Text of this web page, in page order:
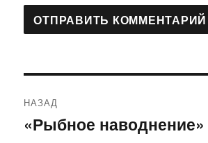
по
НАЗАД
Предыдущая
«Рыбное наводнение»